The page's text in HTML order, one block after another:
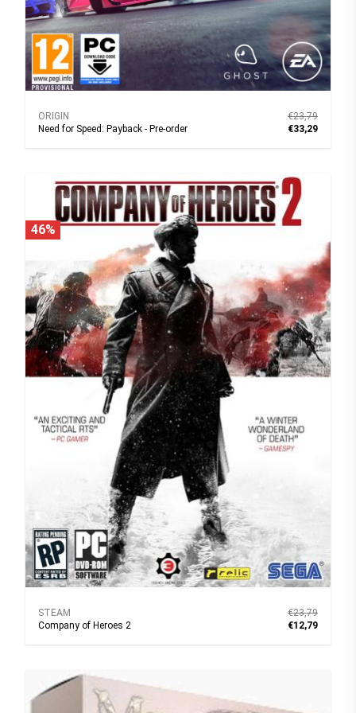
ORIGIN
Need for Speed: Payback - Pre-order
€23,79
€33,29
46%
STEAM
Company of Heroes 2
€23,79
€12,79